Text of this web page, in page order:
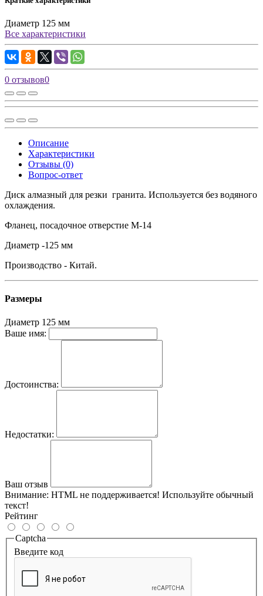
Диаметр 125 мм
Все характеристики
0 отзывов0
Описание
Характеристики
Отзывы (0)
Вопрос-ответ
Диск алмазный для резки гранита. Используется без водяного
охлаждения.
Фланец, посадочное отверстие М-14
Диаметр -125 мм
Производство - Китай.
Размеры
Диаметр 125 мм
Ваше имя:
Достоинства:
Недостатки:
Ваш отзыв
Внимание: HTML не поддерживается! Используйте обычный
текст!
Рейтинг
Captcha
Введите код